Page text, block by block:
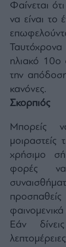
Φαίνεται
να είναι το
ηλιακό 10ο
την
κανόνες.
Σκορπιός
Μπορείς
μοιραστείς
χρήσιμο
φορές
Εάν